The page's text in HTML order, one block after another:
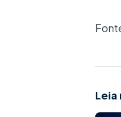
Leia